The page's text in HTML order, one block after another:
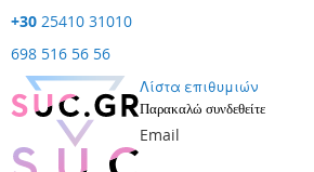
+30 25410 31010
698 516 56 56
Λίστα επιθυμιών
Παρακαλώ συνδεθείτε
Email